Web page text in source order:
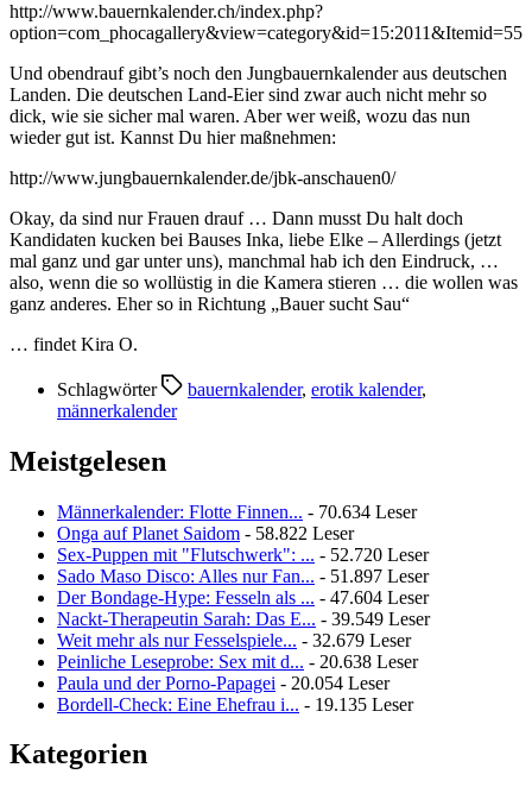
http://www.bauernkalender.ch/index.php?
option=com_phocagallery&view=category&id=15:2011&Itemid=55
Und obendrauf gibt’s noch den Jungbauernkalender aus deutschen
Landen. Die deutschen Land-Eier sind zwar auch nicht mehr so
dick, wie sie sicher mal waren. Aber wer weiß, wozu das nun
wieder gut ist. Kannst Du hier maßnehmen:
http://www.jungbauernkalender.de/jbk-anschauen0/
Okay, da sind nur Frauen drauf … Dann musst Du halt doch
Kandidaten kucken bei Bauses Inka, liebe Elke – Allerdings (jetzt
mal ganz und gar unter uns), manchmal hab ich den Eindruck, …
also, wenn die so wollüstig in die Kamera stieren … die wollen was
ganz anderes. Eher so in Richtung „Bauer sucht Sau“
… findet Kira O.
Schlagwörter bauernkalender, erotik kalender,
männerkalender
Meistgelesen
Männerkalender: Flotte Finnen... - 70.634 Leser
Onga auf Planet Saidom - 58.822 Leser
Sex-Puppen mit "Flutschwerk": ... - 52.720 Leser
Sado Maso Disco: Alles nur Fan... - 51.897 Leser
Der Bondage-Hype: Fesseln als ... - 47.604 Leser
Nackt-Therapeutin Sarah: Das E... - 39.549 Leser
Weit mehr als nur Fesselspiele... - 32.679 Leser
Peinliche Leseprobe: Sex mit d... - 20.638 Leser
Paula und der Porno-Papagei - 20.054 Leser
Bordell-Check: Eine Ehefrau i... - 19.135 Leser
Kategorien